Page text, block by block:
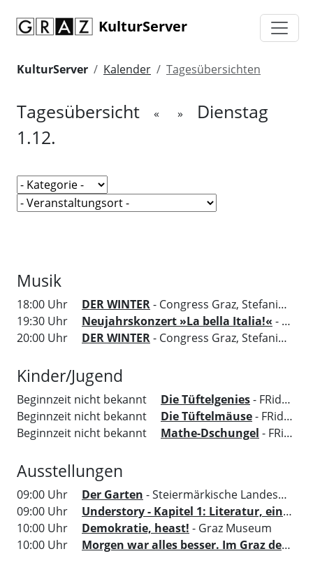
KulturServer
KulturServer Kalender Tagesübersichten
Tagesübersicht « »
Dienstag
1.12.
Musik
18:00 Uhr DER WINTER- Congress Graz, Stefaniensaal
19:30 Uhr
Neujahrskonzert »La bella Italia!« - Opernhaus
20:00 Uhr
DER WINTER- Congress Graz, Stefaniensaal
Kinder/Jugend
Beginnzeit nicht bekannt Die Tüftelgenies- FRida&freD - Das Grazer Kindermuseum
Beginnzeit nicht bekannt
Die Tüftelmäuse- FRida&freD - Das Grazer Kindermuseum
Beginnzeit nicht bekannt
Mathe-Dschungel - FRida&freD - Das Grazer Kindermuseum
Ausstellungen
09:00 Uhr Der Garten - Steiermärkische Landesbibliothek
09:00 Uhr
Understory - Kapitel 1: Literatur, ein Ort um sich zu versammeln
10:00 Uhr
Demokratie, heast! - Graz Museum
10:00 Uhr
Morgen war alles besser. Im Graz der 70er